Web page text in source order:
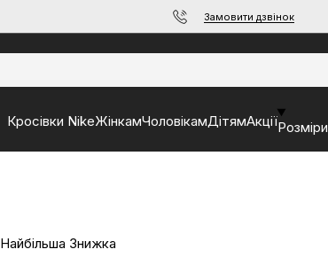
Замовити дзвінок
Кросівки NikeЖінкамЧоловікамДітямАкціїРозміри
Найбільша Знижка